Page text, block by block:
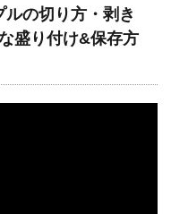
ルの切り方・剥き
盛り付け&保存方